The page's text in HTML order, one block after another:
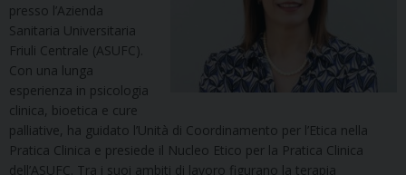
presso l’Azienda
Sanitaria Universitaria
Friuli Centrale (ASUFC).
Con una lunga
esperienza in psicologia
clinica, bioetica e cure
palliative, ha guidato l’Unità di Coordinamento per l’Etica nella
Pratica Clinica e presiede il Nucleo Etico per la Pratica Clinica
dell’ASUFC. Tra i suoi ambiti di lavoro figurano la terapia